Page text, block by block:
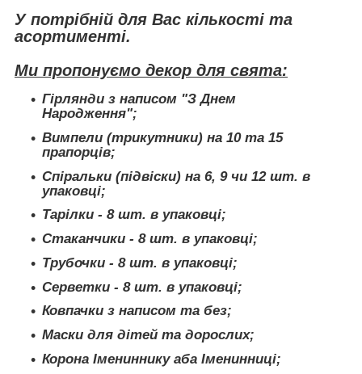
У потрібній для Вас кількості та
асортименті.
Ми пропонуємо декор для свята:
Гірлянди з написом "З Днем
Народження";
Вимпели (трикутники) на 10 та 15
прапорців;
Спіральки (підвіски) на 6, 9 чи 12 шт. в
упаковці;
Тарілки - 8 шт. в упаковці;
Стаканчики - 8 шт. в упаковці;
Трубочки - 8 шт. в упаковці;
Серветки - 8 шт. в упаковці;
Ковпачки з написом та без;
Маски для дітей та дорослих;
Корона Імениннику аба Іменинниці;